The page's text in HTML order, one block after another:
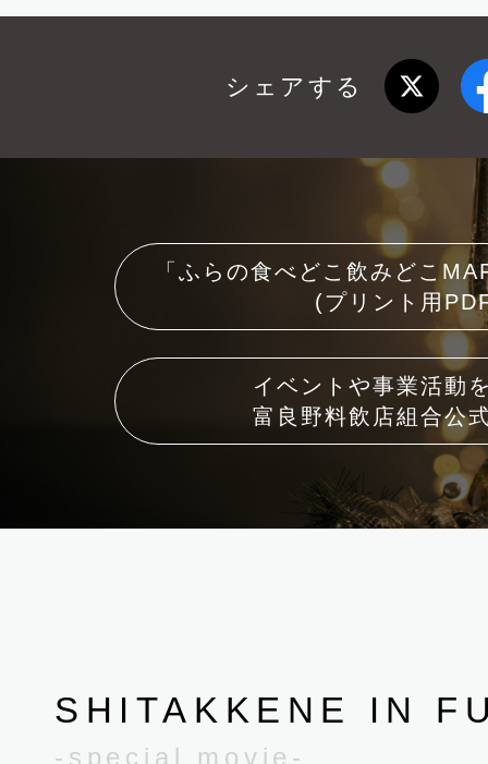
シェアする
「ふらの食べどこ飲みどこ
(プリント用
イベントや事業活動
富良野料飲店組合公
SHITAKKENE IN
-special movie-